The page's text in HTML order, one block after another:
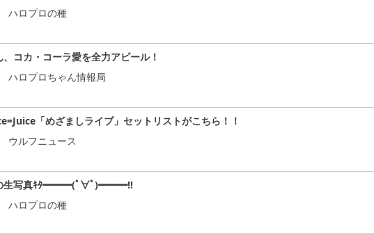
ハロプロの種
コカ・コーラ愛を全力アピール！
ハロプロちゃん情報局
「めざましライブ」セットリストがこちら！！
ウルフニュース
生写真ｷﾀ━━━(ﾟ∀ﾟ)━━━!!
ハロプロの種